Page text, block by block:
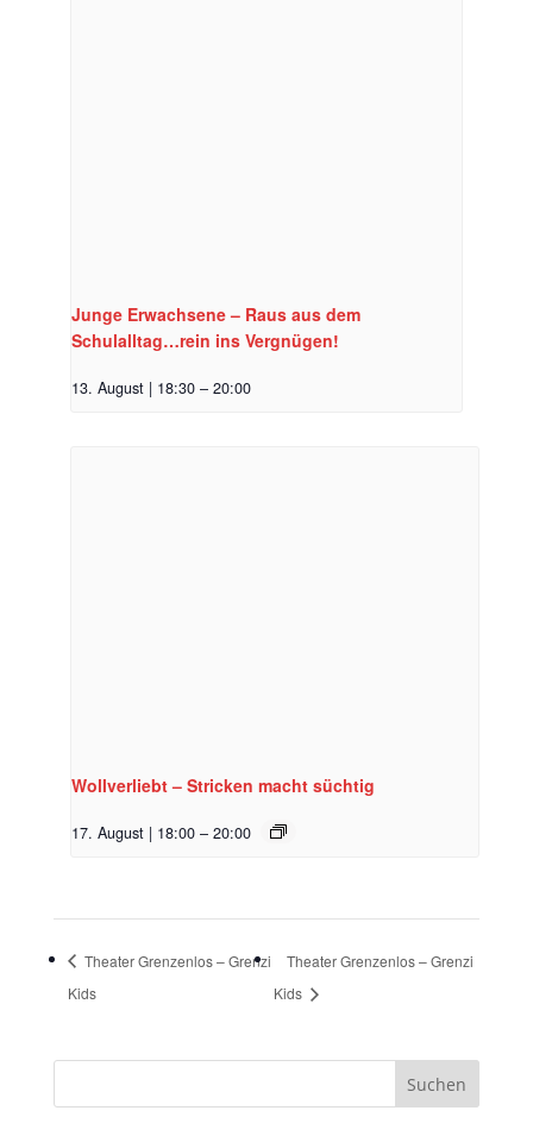
Junge Erwachsene – Raus aus dem
Schulalltag…rein ins Vergnügen!
13. August | 18:30 – 20:00
Wollverliebt – Stricken macht süchtig
17. August | 18:00 – 20:00
Theater Grenzenlos – Grenzi
Kids
Theater Grenzenlos – Grenzi
Kids